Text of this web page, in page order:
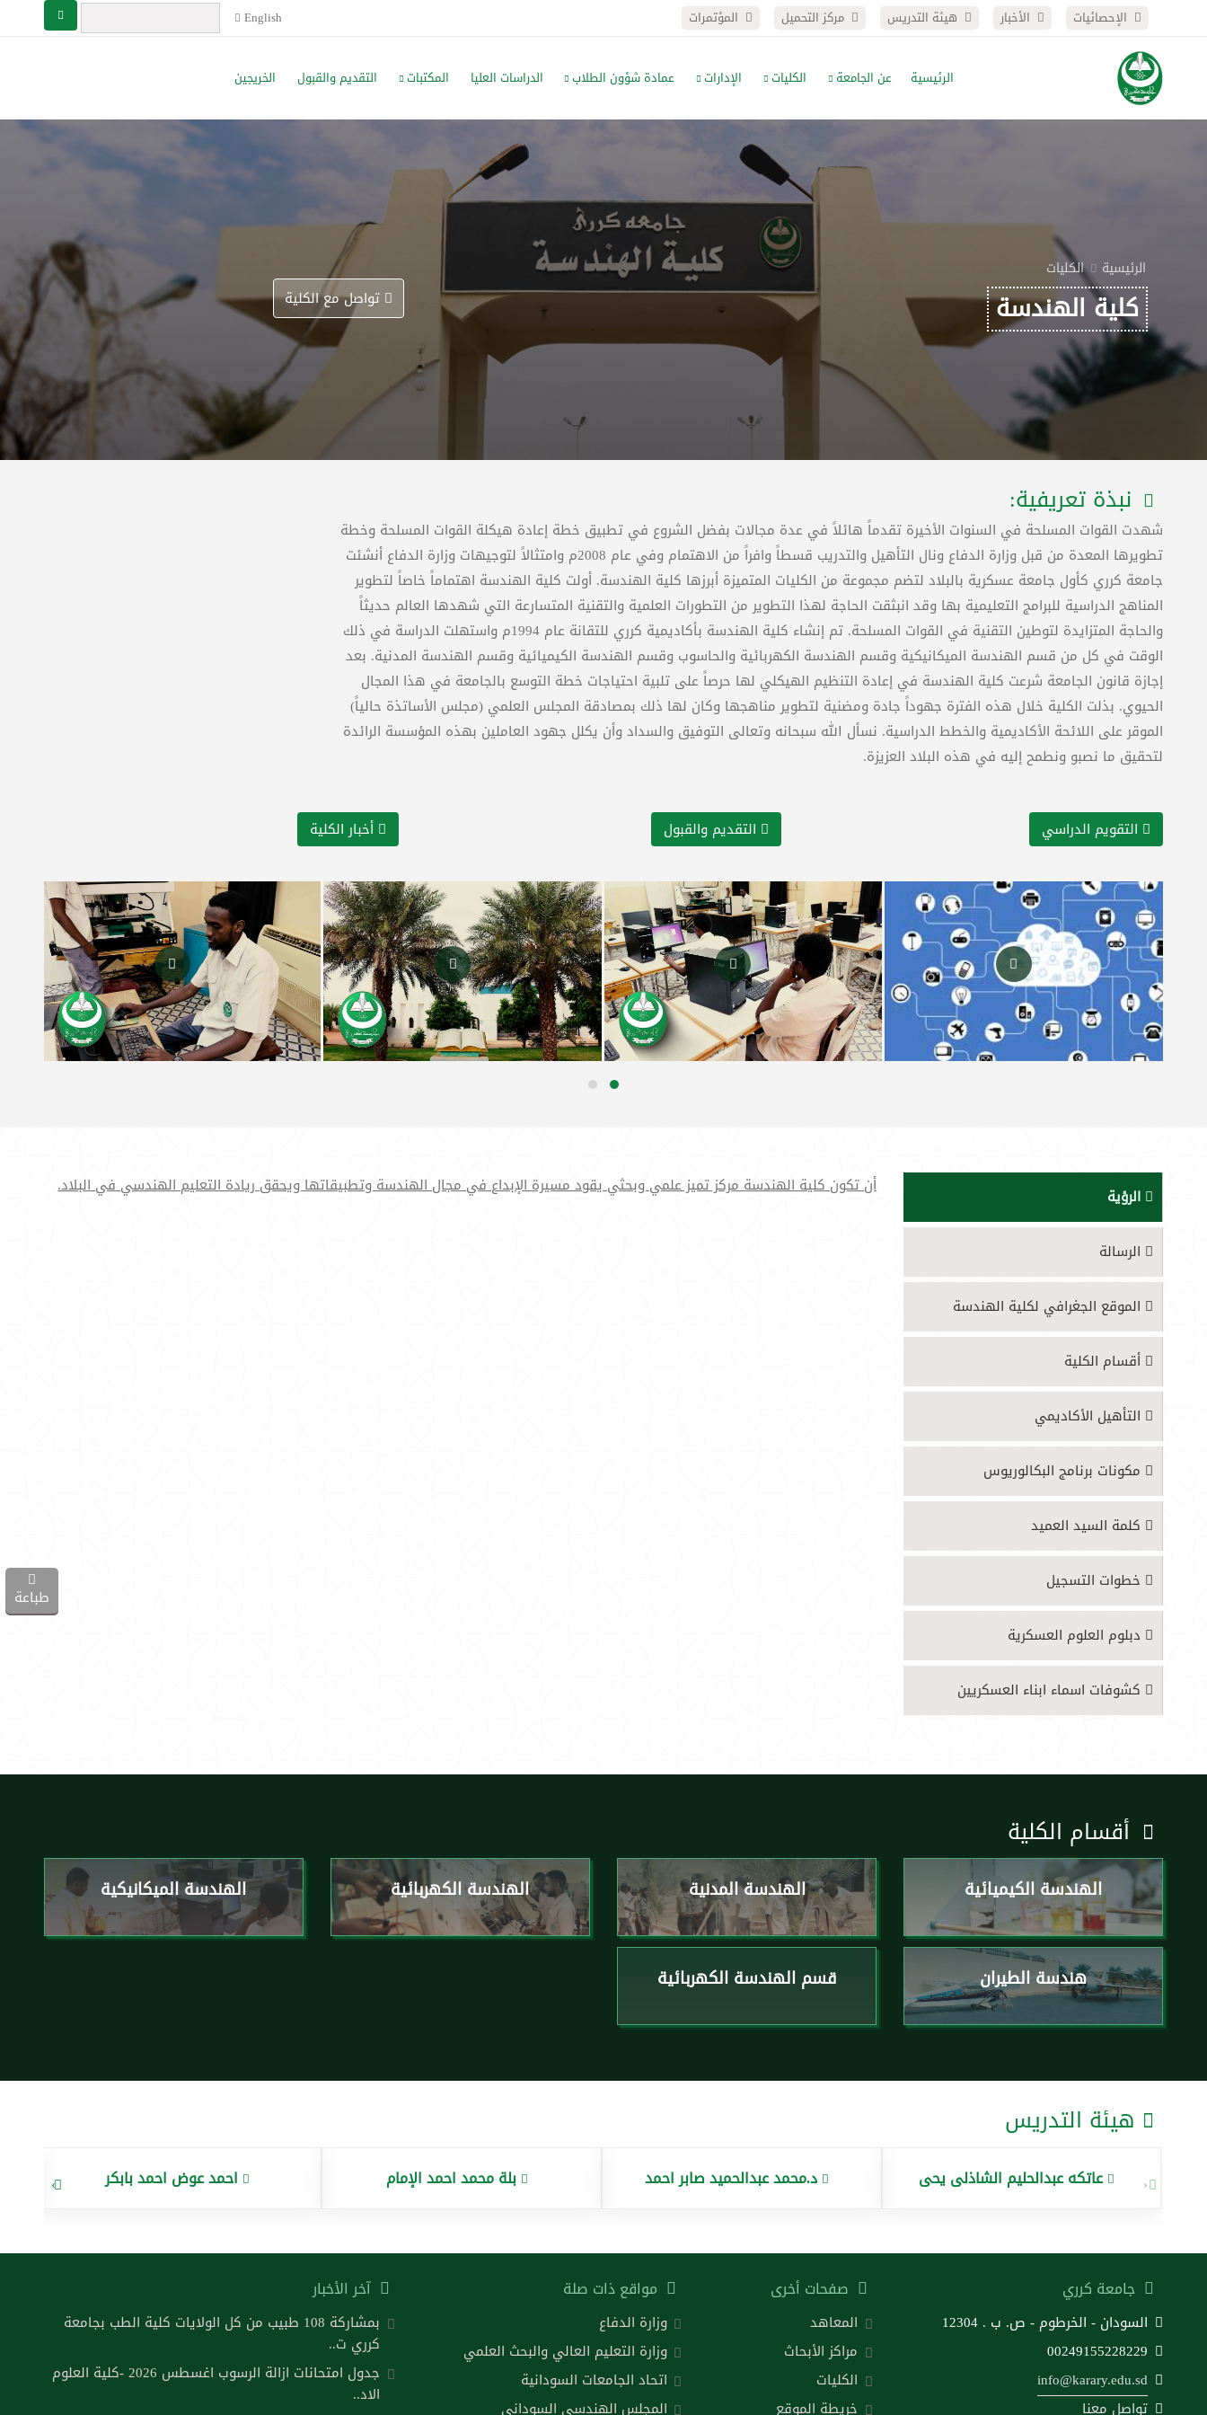
الإحصائيات الأخبار هيئة التدريس مركز التحميل المؤتمرات English
الرئيسية عن الجامعة الكليات الإدارات عمادة شؤون الطلاب الدراسات العليا المكتبات التقديم والقبول الخريجين
طباعة
الرئيسية الكليات
كلية الهندسة تواصل مع الكلية
نبذة تعريفية:
شهدت القوات المسلحة في السنوات الأخيرة تقدماً هائلاً في عدة مجالات بفضل الشروع في تطبيق خطة إعادة هيكلة القوات المسلحة وخطة
تطويرها المعدة من قبل وزارة الدفاع ونال التأهيل والتدريب قسطاً وافراً من الاهتمام وفي عام 2008م وامتثالاً لتوجيهات وزارة الدفاع أنشئت
جامعة كرري كأول جامعة عسكرية بالبلاد لتضم مجموعة من الكليات المتميزة أبرزها كلية الهندسة. أولت كلية الهندسة اهتماماً خاصاً لتطوير
المناهج الدراسية للبرامج التعليمية بها وقد انبثقت الحاجة لهذا التطوير من التطورات العلمية والتقنية المتسارعة التي شهدها العالم حديثاً
والحاجة المتزايدة لتوطين التقنية في القوات المسلحة. تم إنشاء كلية الهندسة بأكاديمية كرري للتقانة عام 1994م واستهلت الدراسة في ذلك
الوقت في كل من قسم الهندسة الميكانيكية وقسم الهندسة الكهربائية والحاسوب وقسم الهندسة الكيميائية وقسم الهندسة المدنية. بعد
إجازة قانون الجامعة شرعت كلية الهندسة في إعادة التنظيم الهيكلي لها حرصاً على تلبية احتياجات خطة التوسع بالجامعة في هذا المجال
الحيوي. بذلت الكلية خلال هذه الفترة جهوداً جادة ومضنية لتطوير مناهجها وكان لها ذلك بمصادقة المجلس العلمي (مجلس الأساتذة حالياً)
الموقر على اللائحة الأكاديمية والخطط الدراسية. نسأل الله سبحانه وتعالى التوفيق والسداد وأن يكلل جهود العاملين بهذه المؤسسة الرائدة
لتحقيق ما نصبو ونطمح إليه في هذه البلاد العزيزة.
التقويم الدراسي التقديم والقبول أخبار الكلية
الرؤية
الرسالة
الموقع الجغرافي لكلية الهندسة
أقسام الكلية
التأهيل الأكاديمي
مكونات برنامج البكالوريوس
كلمة السيد العميد
خطوات التسجيل
دبلوم العلوم العسكرية
كشوفات اسماء ابناء العسكريين
أن تكون كلية الهندسة مركز تميز علمي وبحثي يقود مسيرة الإبداع في مجال الهندسة وتطبيقاتها ويحقق ريادة التعليم الهندسي في البلاد.
أقسام الكلية
الهندسة الكيميائية الهندسة المدنية الهندسة الكهربائية الهندسة الميكانيكية
هندسة الطيران قسم الهندسة الكهربائية
هيئة التدريس
احمد عوض احمد بابكر بلة محمد احمد الإمام د.محمد عبدالحميد صابر احمد عاتكه عبدالحليم الشاذلى يحى ‹
›
جامعة كرري
السودان - الخرطوم - ص. ب . 12304
00249155228229
info@karary.edu.sd
تواصل معنا
صفحات أخرى
المعاهد
مراكز الأبحاث
الكليات
خريطة الموقع
مواقع ذات صلة
وزارة الدفاع
وزارة التعليم العالي والبحث العلمي
اتحاد الجامعات السودانية
المجلس الهندسي السوداني
آخر الأخبار
بمشاركة 108 طبيب من كل الولايات كلية الطب بجامعة
كرري ت..
جدول امتحانات ازالة الرسوب اغسطس 2026 -كلية العلوم
الاد..